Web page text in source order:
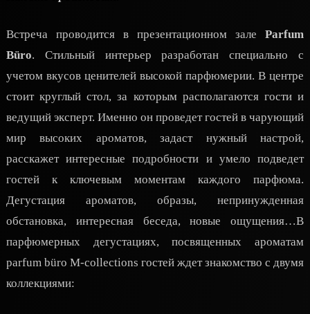
Встреча проводится в презентационном зале Parfum
Büro. Стильный интерьер разработан специально с
учетом вкусов ценителей высокой парфюмерии. В центре
стоит круглый стол, за которым располагаются гости и
ведущий эксперт. Именно он проведет гостей в чарующий
мир высоких ароматов, задаст нужный настрой,
расскажет интересные подробности и умело подведет
гостей к ключевым моментам каждого парфюма.
Дегустация ароматов, образы, непринужденная
обстановка, интересная беседа, новые ощущения…В
парфюмерных дегустациях, посвященных ароматам
parfum büro M-collections гостей ждет знакомство с двумя
коллекциями: